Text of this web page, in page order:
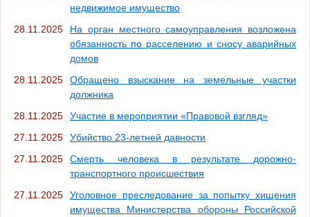
недвижимое имущество
28.11.2025
На орган местного самоуправления возложена
обязанность по расселению и сносу аварийных
домов
28.11.2025
Обращено взыскание на земельные участки
должника
28.11.2025
Участие в мероприятии «Правовой взгляд»
27.11.2025
Убийство 23-летней давности
27.11.2025
Смерть человека в результате дорожно-
транспортного происшествия
27.11.2025
Уголовное преследование за попытку хищения
имущества Министерства обороны Российской